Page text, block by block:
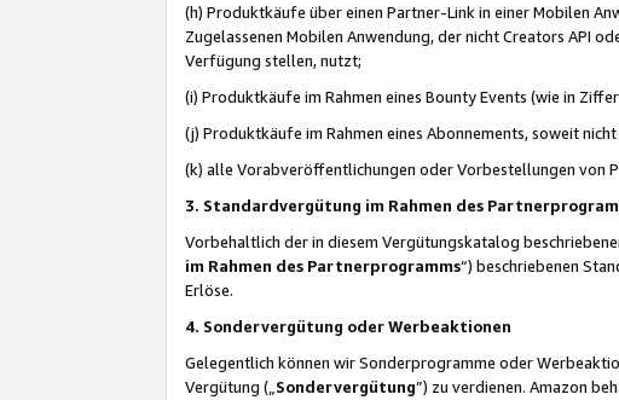
(h) Produktkäufe über einen Partner-Link in einer Mobilen
Zugelassenen Mobilen Anwendung, der nicht Creators API
Verfügung stellen, nutzt;
(i) Produktkäufe im Rahmen eines Bounty Events (wie in
(j) Produktkäufe im Rahmen eines Abonnements, soweit
(k) alle Vorabveröffentlichungen oder Vorbestellungen von
3. Standardvergütung im Rahmen des
Vorbehaltlich der in diesem Vergütungskatalog
im Rahmen des Partnerprogramms“) beschriebenen
Erlöse.
4. Sondervergütung oder Werbeaktionen
Gelegentlich können wir Sonderprogramme oder
Vergütung („ Sondervergütung”) zu verdienen. Amazon